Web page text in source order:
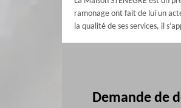
ramonage ont fait de lui un
la qualité de ses services, il
Demande de